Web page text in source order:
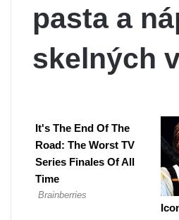
pasta a
skelných